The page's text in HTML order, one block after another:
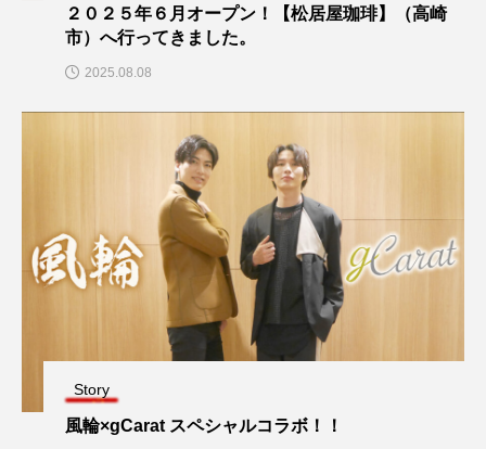
２０２５年６月オープン！【松居屋珈琲】（高崎
市）へ行ってきました。
2025.08.08
Story
風輪×gCarat スペシャルコラボ！！